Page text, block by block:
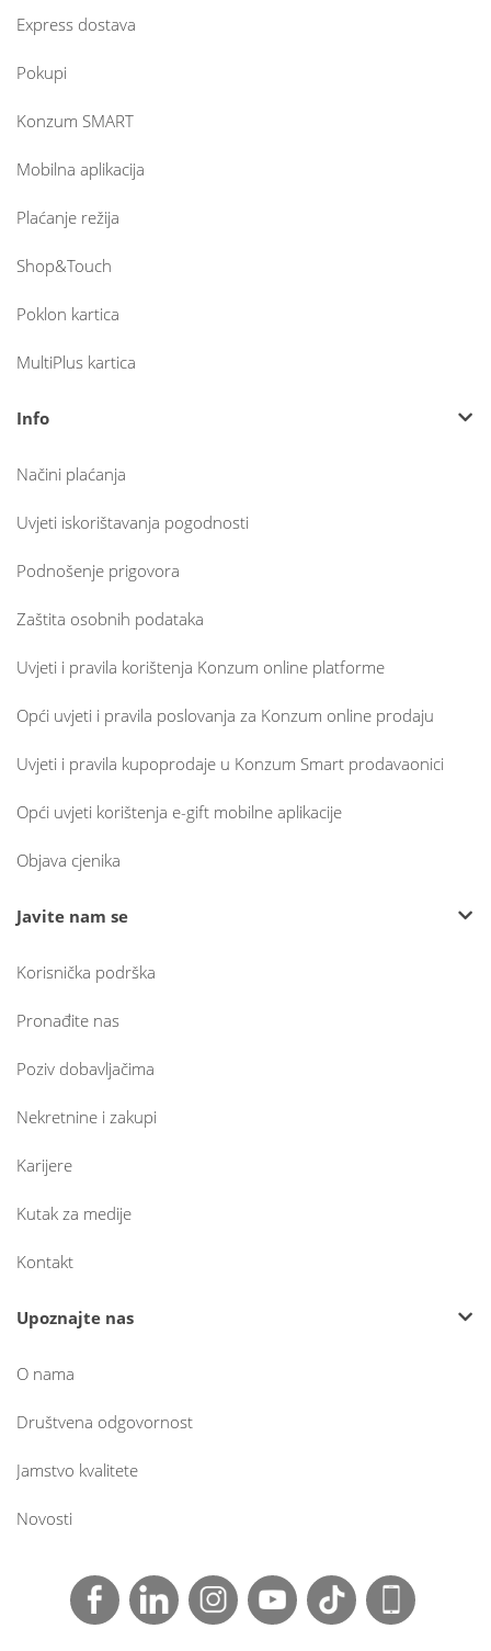
Express dostava
Pokupi
Konzum SMART
Mobilna aplikacija
Plaćanje režija
Shop&Touch
Poklon kartica
MultiPlus kartica
Info
Načini plaćanja
Uvjeti iskorištavanja pogodnosti
Podnošenje prigovora
Zaštita osobnih podataka
Uvjeti i pravila korištenja Konzum online platforme
Opći uvjeti i pravila poslovanja za Konzum online prodaju
Uvjeti i pravila kupoprodaje u Konzum Smart prodavaonici
Opći uvjeti korištenja e-gift mobilne aplikacije
Objava cjenika
Javite nam se
Korisnička podrška
Pronađite nas
Poziv dobavljačima
Nekretnine i zakupi
Karijere
Kutak za medije
Kontakt
Upoznajte nas
O nama
Društvena odgovornost
Jamstvo kvalitete
Novosti